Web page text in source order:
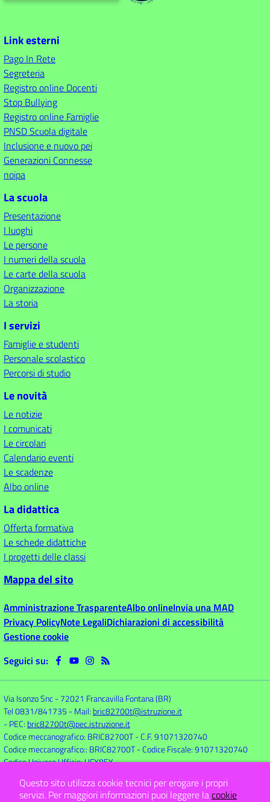
Link esterni
Pago In Rete
Segreteria
Registro online Docenti
Stop Bullying
Registro online Famiglie
PNSD Scuola digitale
Inclusione e nuovo pei
Generazioni Connesse
noipa
La scuola
Presentazione
I luoghi
Le persone
I numeri della scuola
Le carte della scuola
Organizzazione
La storia
I servizi
Famiglie e studenti
Personale scolastico
Percorsi di studio
Le novità
Le notizie
I comunicati
Le circolari
Calendario eventi
Le scadenze
Albo online
La didattica
Offerta formativa
Le schede didattiche
I progetti delle classi
Mappa del sito
Amministrazione TrasparenteAlbo onlineInvia una MAD
Privacy PolicyNote LegaliDichiarazioni di accessibilità
Gestione cookie
Seguici su:
Via Isonzo Snc-72021 Francavilla Fontana (BR)
Tel 0831/841735 - Mail: bric82700t@istruzione.it
- PEC: bric82700t@pec.istruzione.it
Codice meccanografico: BRIC82700T- C.F. 91071320740
Codice meccanografico:: BRIC82700T- Codice Fiscale: 91071320740
Codice Univoco Ufficio: UFX8EY
Concept & Design by Designers Italia
Questo sito utilizza cookie tecnici per erogare i propri
servizi. Per maggiori informazioni puoi leggere lacookie